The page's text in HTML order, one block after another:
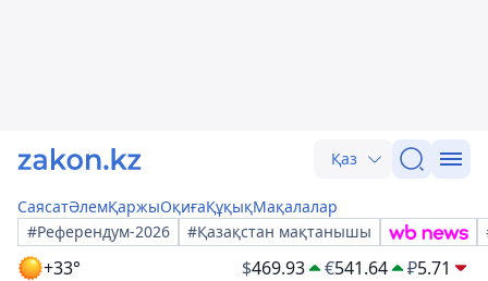
Қаз
СаясатӘлемҚаржыОқиғаҚұқықМақалалар
#Референдум-2026
#Қазақстан мақтанышы
+33° $469.93 €541.64 ₽5.71